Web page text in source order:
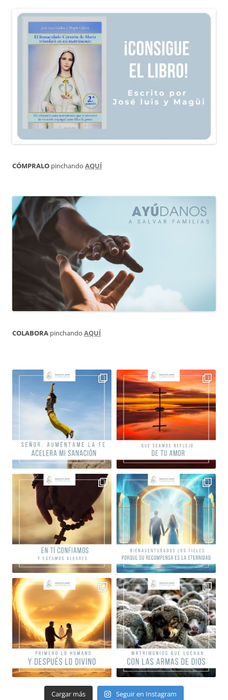
CÓMPRALO pinchando AQUÍ
COLABORA pinchando AQUÍ
Cargar más Seguir en Instagram